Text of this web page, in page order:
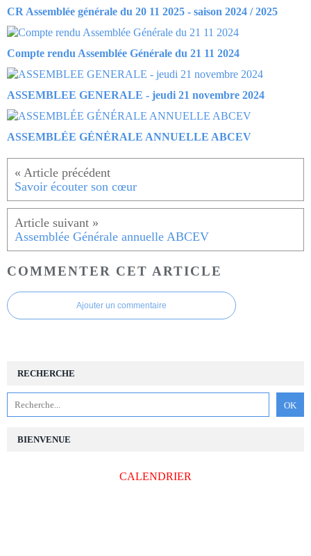
CR Assemblée générale du 20 11 2025 - saison 2024 / 2025
Compte rendu Assemblée Générale du 21 11 2024
ASSEMBLEE GENERALE - jeudi 21 novembre 2024
ASSEMBLÉE GÉNÉRALE ANNUELLE ABCEV
Savoir écouter son cœur
Assemblée Générale annuelle ABCEV
COMMENTER CET ARTICLE
Ajouter un commentaire
RECHERCHE
BIENVENUE
CALENDRIER